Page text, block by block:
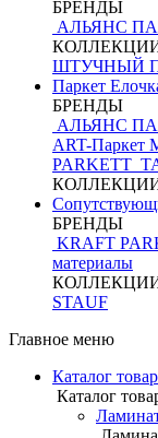
БРЕНДЫ
АЛЬЯНС
ШТУЧНЫЙ
Паркет
БРЕНДЫ
АЛЬЯНС
ART-Паркет
PARKETT
БРЕНДЫ
KRAFT
материалы
STAUF
Главное меню
Каталог
Каталог